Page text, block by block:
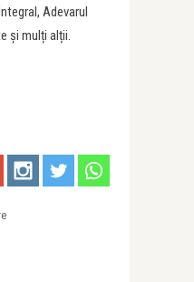
Adevarul
și mulți alții.